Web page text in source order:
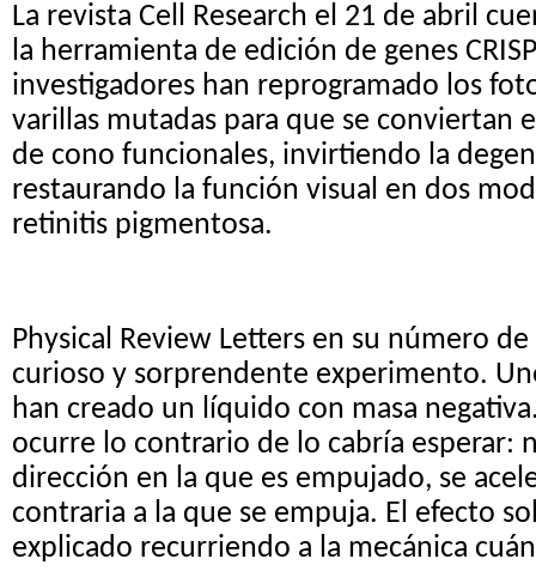
La revista Cell Research el 21 de abril
la herramienta de edición de genes
investigadores han reprogramado los
varillas mutadas para que se conviertan
de cono funcionales, invirtiendo la
restaurando la función visual en dos
retinitis pigmentosa.
Physical Review Letters en su número
curioso y sorprendente experimento.
han creado un líquido con masa
ocurre lo contrario de lo cabría esperar:
dirección en la que es empujado, se
contraria a la que se empuja. El efecto
explicado recurriendo a la mecánica